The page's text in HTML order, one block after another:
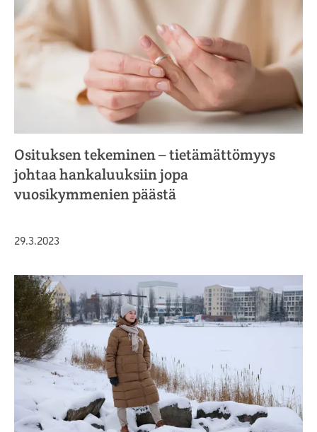
Osituksen tekeminen – tietämättömyys
johtaa hankaluuksiin jopa
vuosikymmenien päästä
Julkaistu
29.3.2023